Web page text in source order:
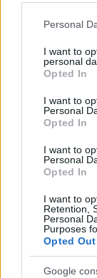
Please note
not limited to
grant or deny
use your data
consent section.
Personal
I want to
personal
Opted In
I want to
Personal
Opted In
I want to
Personal
Opted In
I want to
Retention,
Personal
Purposes
Opted Out
Google